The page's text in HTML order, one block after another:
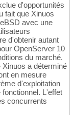
d'opportunités
fait que Xinuos
avec une
d'obtenir autant
OpenServer 10
du marché.
a déterminé
en mesure
d'exploitation
L'effet
concurrents